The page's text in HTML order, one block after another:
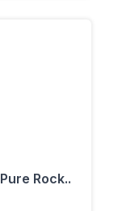
Rock..